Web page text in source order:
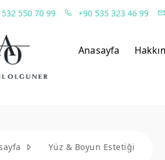
550 70 99 +90 535 323 46 99
Anasayfa
Yüz & Boyun Estetiği